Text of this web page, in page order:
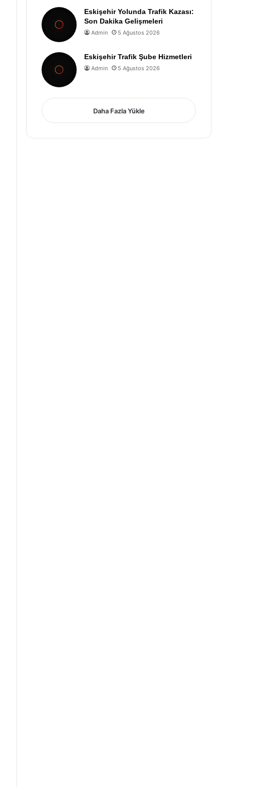
Eskişehir Yolunda Trafik Kazası:
Son Dakika Gelişmeleri
Admin 5 Ağustos 2026
Eskişehir Trafik Şube Hizmetleri
Admin 5 Ağustos 2026
Daha Fazla Yükle